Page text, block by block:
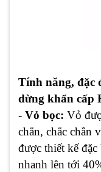
Tính năng, đặc
dừng khẩn cấp
- Vỏ bọc: Vỏ
chắn, chắc chắn
được thiết kế
nhanh lên tới